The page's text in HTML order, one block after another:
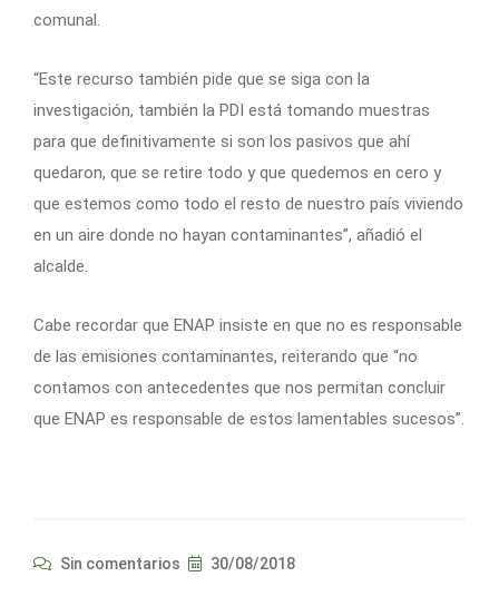
comunal.
“Este recurso también pide que se siga con la
investigación, también la PDI está tomando muestras
para que definitivamente si son los pasivos que ahí
quedaron, que se retire todo y que quedemos en cero y
que estemos como todo el resto de nuestro país viviendo
en un aire donde no hayan contaminantes”, añadió el
alcalde.
Cabe recordar que ENAP insiste en que no es responsable
de las emisiones contaminantes, reiterando que “no
contamos con antecedentes que nos permitan concluir
que ENAP es responsable de estos lamentables sucesos”.
Sin comentarios 30/08/2018